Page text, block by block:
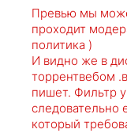
Превью мы
проходит
политика )
И видно же в
торрентвебом
пишет. Фильтр
следовательно
который